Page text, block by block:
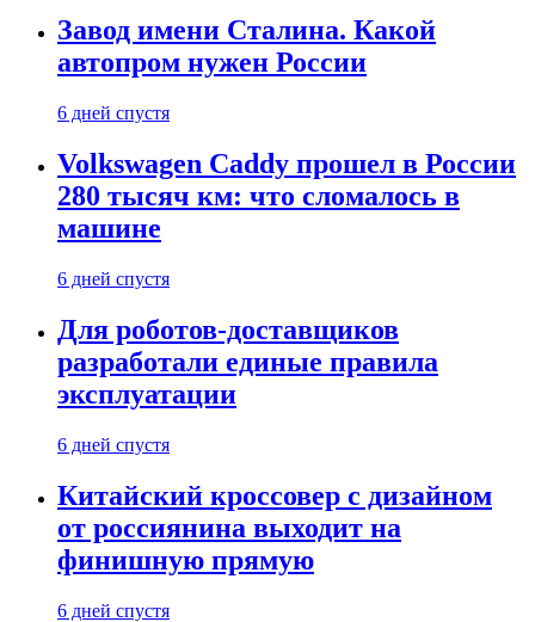
Завод имени Сталина. Какой
автопром нужен России
6 дней спустя
Volkswagen Caddy прошел в России
280 тысяч км: что сломалось в
машине
6 дней спустя
Для роботов-доставщиков
разработали единые правила
эксплуатации
6 дней спустя
Китайский кроссовер с дизайном
от россиянина выходит на
финишную прямую
6 дней спустя